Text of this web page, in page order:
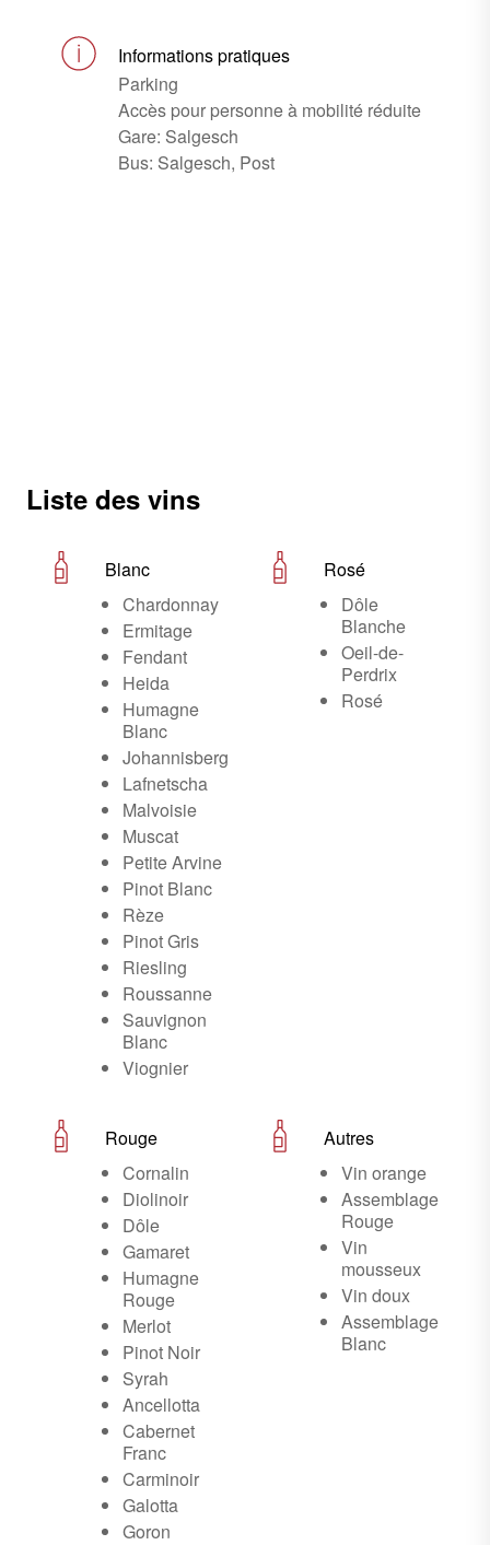
Informations pratiques
Parking
Accès pour personne à mobilité réduite
Gare: Salgesch
Bus: Salgesch, Post
Liste des vins
Blanc
Chardonnay
Ermitage
Fendant
Heida
Humagne
Blanc
Johannisberg
Lafnetscha
Malvoisie
Muscat
Petite Arvine
Pinot Blanc
Rèze
Pinot Gris
Riesling
Roussanne
Sauvignon
Blanc
Viognier
Rosé
Dôle
Blanche
Oeil-de-
Perdrix
Rosé
Rouge
Cornalin
Diolinoir
Dôle
Gamaret
Humagne
Rouge
Merlot
Pinot Noir
Syrah
Ancellotta
Cabernet
Franc
Carminoir
Galotta
Goron
Autres
Vin orange
Assemblage
Rouge
Vin
mousseux
Vin doux
Assemblage
Blanc